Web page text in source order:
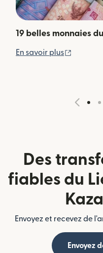
19 belles monnaies
En savoir plus
Des
fiables du
Envoyez et recevez de
Envoyez